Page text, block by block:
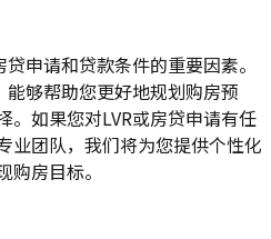
申请和贷款条件的重要因素。
够帮助您更好地规划购房预
。如果您对LVR或房贷申请有任
业团队，我们将为您提供个性化
房目标。